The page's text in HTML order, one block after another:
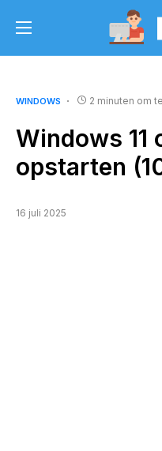
WINDOWS 2 minuten om
Windows 11
opstarten
16 juli 2025